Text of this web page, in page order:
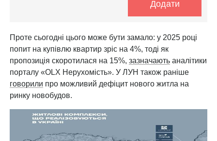
Додати
Проте сьогодні цього може бути замало: у 2025 році
попит на купівлю квартир зріс на 4%, тоді як
пропозиція скоротилася на 15%, зазначають аналітики
порталу «OLX Нерухомість». У ЛУН також раніше
говорили про можливий дефіцит нового житла на
ринку новобудов.